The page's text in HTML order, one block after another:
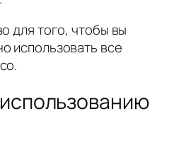
для того, чтобы вы
использовать все